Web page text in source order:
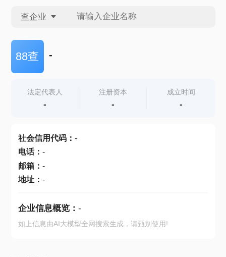
查企业
查企业
查产地
88查 -
法定代表人
-
注册资本
-
成立时间
-
社会信用代码： -
电话： -
邮箱： -
地址： -
企业信息概览： -
如上信息由AI大模型全网搜索生成，请甄别使用!